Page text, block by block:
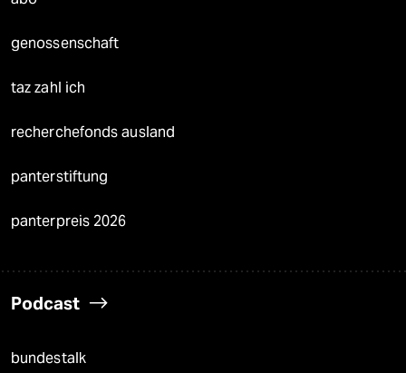
genossenschaft
taz zahl ich
recherchefonds ausland
panterstiftung
panterpreis 2026
Podcast
bundestalk